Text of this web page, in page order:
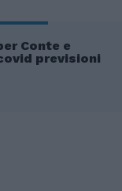
Conte e
previsioni